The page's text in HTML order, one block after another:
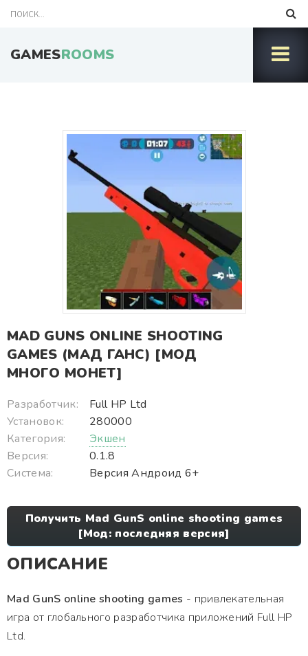
GAMESROOMS
MAD GUNS ONLINE SHOOTING
GAMES (МАД ГАНС) [МОД
МНОГО МОНЕТ]
Разработчик:
Full HP Ltd
Установок:
280000
Категория:
Экшен
Версия:
0.1.8
Система:
Версия Андроид 6+
Получить Mad GunS online shooting games
[Мод: последняя версия]
ОПИСАНИЕ
Mad GunS online shooting games - привлекательная
игра от глобального разработчика приложений Full HP
Ltd.